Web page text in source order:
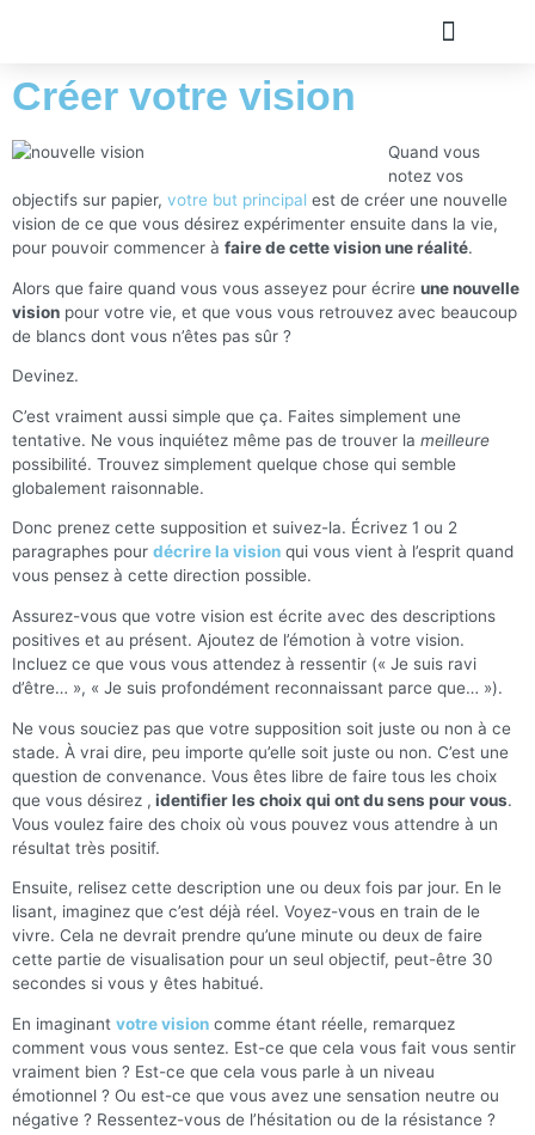
Créer votre vision
Quand vous
notez vos
objectifs sur papier, votre but principal est de créer une nouvelle
vision de ce que vous désirez expérimenter ensuite dans la vie,
pour pouvoir commencer à faire de cette vision une réalité.
Alors que faire quand vous vous asseyez pour écrire une nouvelle
vision pour votre vie, et que vous vous retrouvez avec beaucoup
de blancs dont vous n’êtes pas sûr ?
Devinez.
C’est vraiment aussi simple que ça. Faites simplement une
tentative. Ne vous inquiétez même pas de trouver la meilleure
possibilité. Trouvez simplement quelque chose qui semble
globalement raisonnable.
Donc prenez cette supposition et suivez-la. Écrivez 1 ou 2
paragraphes pour décrire la vision qui vous vient à l’esprit quand
vous pensez à cette direction possible.
Assurez-vous que votre vision est écrite avec des descriptions
positives et au présent. Ajoutez de l’émotion à votre vision.
Incluez ce que vous vous attendez à ressentir (« Je suis ravi
d’être… », « Je suis profondément reconnaissant parce que… »).
Ne vous souciez pas que votre supposition soit juste ou non à ce
stade. À vrai dire, peu importe qu’elle soit juste ou non. C’est une
question de convenance. Vous êtes libre de faire tous les choix
que vous désirez , identifier les choix qui ont du sens pour vous.
Vous voulez faire des choix où vous pouvez vous attendre à un
résultat très positif.
Ensuite, relisez cette description une ou deux fois par jour. En le
lisant, imaginez que c’est déjà réel. Voyez-vous en train de le
vivre. Cela ne devrait prendre qu’une minute ou deux de faire
cette partie de visualisation pour un seul objectif, peut-être 30
secondes si vous y êtes habitué.
En imaginant votre vision comme étant réelle, remarquez
comment vous vous sentez. Est-ce que cela vous fait vous sentir
vraiment bien ? Est-ce que cela vous parle à un niveau
émotionnel ? Ou est-ce que vous avez une sensation neutre ou
négative ? Ressentez-vous de l’hésitation ou de la résistance ?